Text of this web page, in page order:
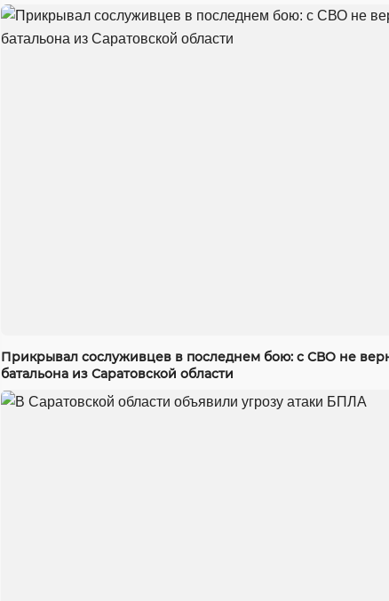
Прикрывал сослуживцев в последнем бою: с СВО не
батальона из Саратовской области